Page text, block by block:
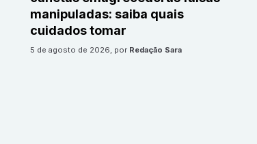
manipuladas: saiba quais
cuidados tomar
5 de agosto de 2026, por Redação Sara